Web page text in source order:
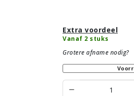
Extra voordeel
Vanaf 2 stuks
Grotere afname nodig?